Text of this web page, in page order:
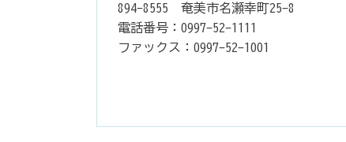
894-8555 奄美市名瀬幸町25-8
電話番号：0997-52-1111
ファックス：0997-52-1001